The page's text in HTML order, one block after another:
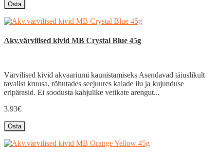
Osta
Akv.värvilised kivid MB Crystal Blue 45g
Värvilised kivid akvaariumi kaunistamiseks Asendavad täiuslikult
tavalist kruusa, rõhutades seejuures kalade ilu ja kujunduse
eripärasid. Ei soodusta kahjulike vetikate arengut...
3.93€
Osta